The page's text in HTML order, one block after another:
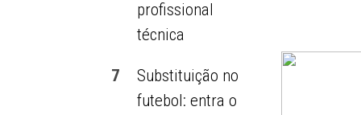
profissional
técnica
7
Substituição no
futebol: entra o